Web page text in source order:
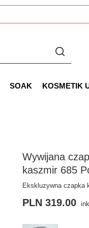
SOAK KOSMETIK
Wywijana
kaszmir 685
Ekskluzywna czapka
PLN 319.00